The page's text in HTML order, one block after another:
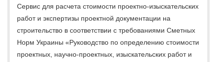
Сервис для расчета стоимости проектно-изыскательских
работ и экспертизы проектной документации на
строительство в соответствии с требованиями Сметных
Норм Украины «Руководство по определению стоимости
проектных, научно-проектных, изыскательских работ и